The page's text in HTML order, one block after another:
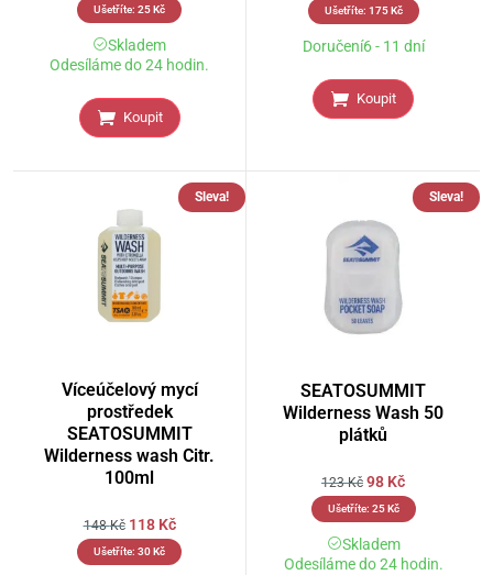
Ušetříte: 25Kč
Skladem
Odesíláme do 24 hodin.
Koupit
Ušetříte: 175Kč
Doručení6 - 11 dní
Koupit
Sleva!
Víceúčelový mycí
prostředek
SEATOSUMMIT
Wilderness wash Citr.
100ml
148Kč 118 Kč
Ušetříte: 30Kč
Sleva!
SEATOSUMMIT
Wilderness Wash 50
plátků
123Kč 98 Kč
Ušetříte: 25Kč
Skladem
Odesíláme do 24 hodin.